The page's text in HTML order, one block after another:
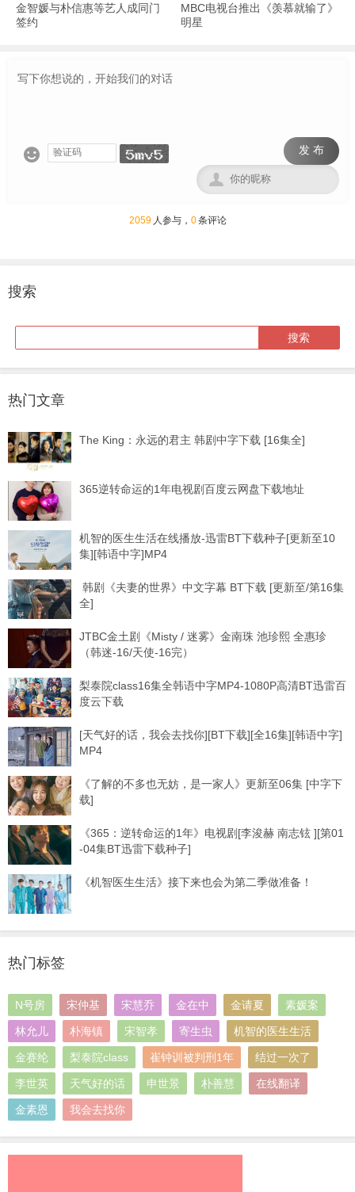
金智媛与朴信惠等艺人成同门
签约
MBC电视台推出《羡慕就输了》
明星
 发 布

2059 人参与， 0条评论
搜索
热门文章
The King：永远的君主 韩剧中字下载 [16集全]
365逆转命运的1年电视剧百度云网盘下载地址
机智的医生生活在线播放-迅雷BT下载种子[更新至10
集][韩语中字]MP4
韩剧《夫妻的世界》中文字幕 BT下载 [更新至/第16集
全]
JTBC金土剧《Misty / 迷雾》金南珠 池珍熙 全惠珍
（韩迷-16/天使-16完）
梨泰院class16集全韩语中字MP4-1080P高清BT迅雷百
度云下载
[天气好的话，我会去找你][BT下载][全16集][韩语中字]
MP4
《了解的不多也无妨，是一家人》更新至06集 [中字下
载]
《365：逆转命运的1年》电视剧[李浚赫 南志铉 ][第01
-04集BT迅雷下载种子]
《机智医生生活》接下来也会为第二季做准备！
热门标签
N号房 宋仲基 宋慧乔 金在中 金请夏 素媛案
林允儿 朴海镇 宋智孝 寄生虫 机智的医生生活
金赛纶 梨泰院class 崔钟训被判刑1年 结过一次了
李世英 天气好的话 申世景 朴善慧 在线翻译
金素恩 我会去找你